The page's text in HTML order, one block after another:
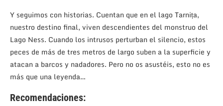
Y seguimos con historias. Cuentan que en el lago Tarnița,
nuestro destino final, viven descendientes del monstruo del
Lago Ness. Cuando los intrusos perturban el silencio, estos
peces de más de tres metros de largo suben a la superficie y
atacan a barcos y nadadores. Pero no os asustéis, esto no es
más que una leyenda…
Recomendaciones: